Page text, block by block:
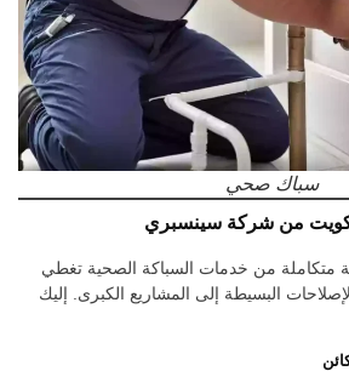
سباك صحي
من شركة سينسبري
متكاملة من خدمات السباكة الصحية تغطي
البسيطة إلى المشاريع الكبرى. إليك